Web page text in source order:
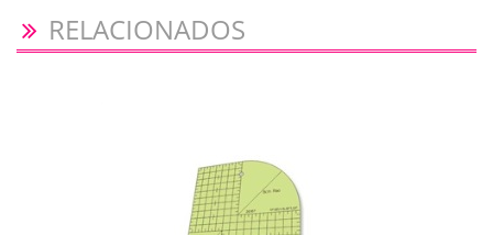
RELACIONADOS